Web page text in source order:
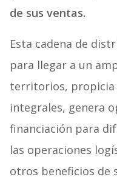
de sus ventas.
Esta cadena de
para llegar a un
territorios, propicia
integrales, genera
financiación para
las operaciones
otros beneficios de